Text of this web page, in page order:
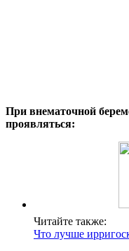
При внематочной
проявляться:
Читайте также:
Что лучше